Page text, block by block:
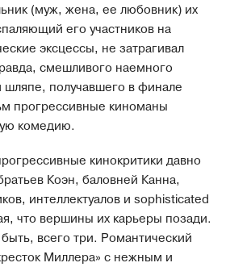
(муж, жена, ее любовник) их
его участников на
эксцессы, не затрагивал
смешливого наемного
шляпе, получавшего в финале
прогрессивные киноманы
комедию.
кинокритики давно
Коэн, баловней Канна,
интеллектуалов и sophisticated
что вершины их карьеры позади.
всего три. Романтический
Миллера» с нежным и